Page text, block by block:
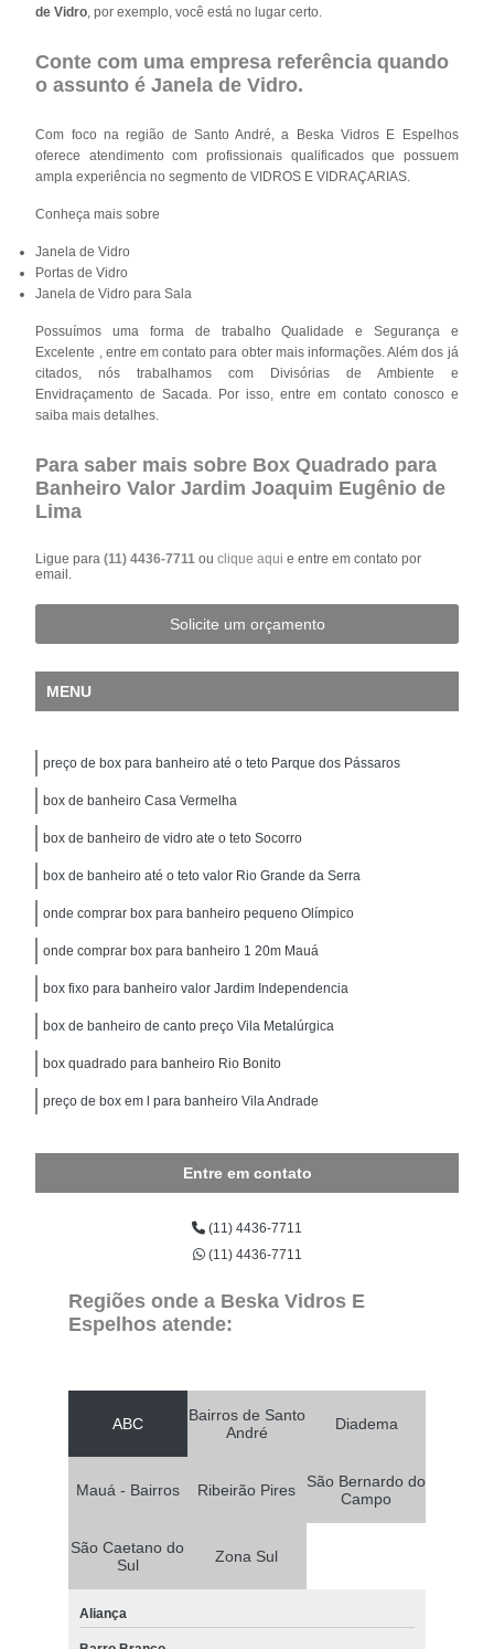
de Vidro , por exemplo, você está no lugar certo.
Conte com uma empresa referência quando
o assunto éJanela de Vidro.
Com foco na região de Santo André, a Beska Vidros E Espelhos
oferece atendimento com profissionais qualificados que possuem
ampla experiência no segmento de VIDROS E VIDRAÇARIAS.
Conheça mais sobre
Janela de Vidro
Portas de Vidro
Janela de Vidro para Sala
Possuímos uma forma de trabalho Qualidade e Segurança e
Excelente , entre em contato para obter mais informações. Além dos já
citados, nós trabalhamos com Divisórias de Ambiente e
Envidraçamento de Sacada. Por isso, entre em contato conosco e
saiba mais detalhes.
Para saber mais sobre Box Quadrado para
Banheiro Valor Jardim Joaquim Eugênio de
Lima
Ligue para(11) 4436-7711ouclique aqui e entre em contato por
email.
Solicite um orçamento
MENU
preço de box para banheiro até o teto Parque dos Pássaros
box de banheiro Casa Vermelha
box de banheiro de vidro ate o teto Socorro
box de banheiro até o teto valor Rio Grande da Serra
onde comprar box para banheiro pequeno Olímpico
onde comprar box para banheiro 1 20m Mauá
box fixo para banheiro valor Jardim Independencia
box de banheiro de canto preço Vila Metalúrgica
box quadrado para banheiro Rio Bonito
preço de box em l para banheiro Vila Andrade
Entre em contato
(11) 4436-7711
(11) 4436-7711
Regiões onde a Beska Vidros E
Espelhos atende:
ABC
Bairros de Santo
André
Diadema
Mauá - Bairros Ribeirão Pires
São Bernardo do
Campo
São Caetano do
Sul
Zona Sul
Aliança